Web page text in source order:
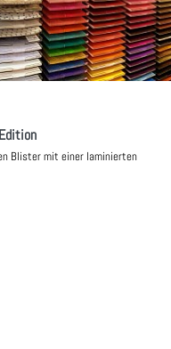
Blister mit einer laminierten